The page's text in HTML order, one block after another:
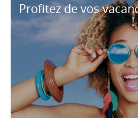
Profitez de vos
!